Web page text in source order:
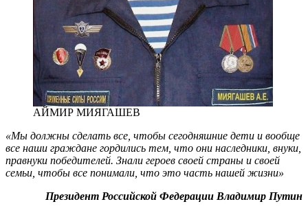
АЙМИР МИЯГАШЕВ
«Мы должны сделать все, чтобы сегодняшние дети и вообще
все наши граждане гордились тем, что они наследники, внуки,
правнуки победителей. Знали героев своей страны и своей
семьи, чтобы все понимали, что это часть нашей жизни»
Президент Российской Федерации Владимир Путин